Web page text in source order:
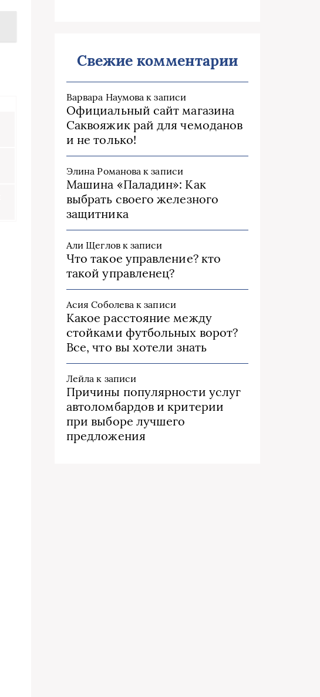
Свежие комментарии
Варвара Наумова к записи
Официальный сайт магазина
Саквояжик рай для чемоданов
и не только!
Элина Романова к записи
Машина «Паладин»: Как
выбрать своего железного
защитника
Али Щегловк записи
Что такое управление? кто
такой управленец?
Асия Соболева к записи
Какое расстояние между
стойками футбольных ворот?
Все, что вы хотели знать
Лейла к записи
Причины популярности услуг
автоломбардов и критерии
при выборе лучшего
предложения